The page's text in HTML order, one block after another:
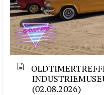
(02.08.2026)